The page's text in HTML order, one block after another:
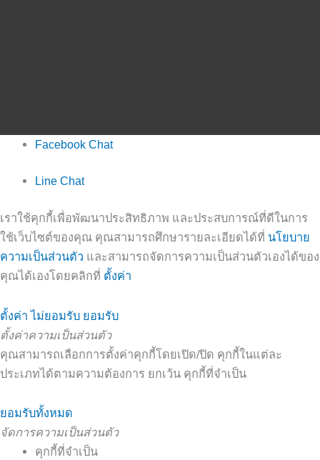
Facebook Chat
Line Chat
เราใช้คุกกี้เพื่อพัฒนาประสิทธิภาพ และประสบการณ์ที่ดีในการ
ใช้เว็บไซต์ของคุณ คุณสามารถศึกษารายละเอียดได้ที่ นโยบาย
ความเป็นส่วนตัว และสามารถจัดการความเป็นส่วนตัวเองได้ของ
คุณได้เองโดยคลิกที่ ตั้งค่า
ตั้งค่า ไม่ยอมรับ ยอมรับ
ตั้งค่าความเป็นส่วนตัว
คุณสามารถเลือกการตั้งค่าคุกกี้โดยเปิด/ปิด คุกกี้ในแต่ละ
ประเภทได้ตามความต้องการ ยกเว้น คุกกี้ที่จำเป็น
ยอมรับทั้งหมด
จัดการความเป็นส่วนตัว
คุกกี้ที่จำเป็น